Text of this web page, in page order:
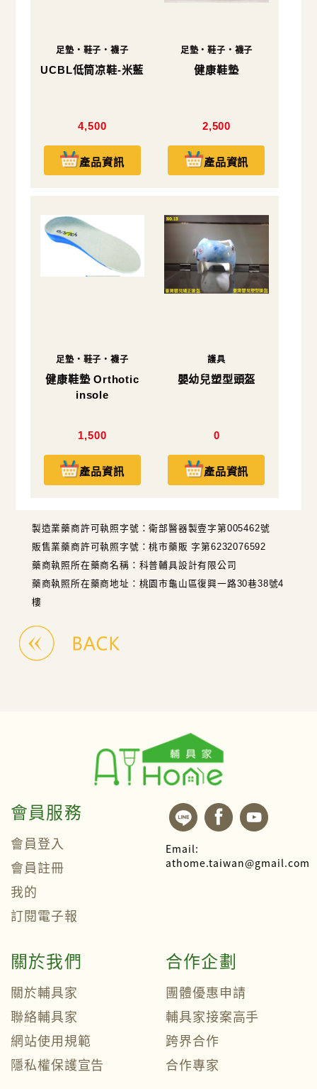
足墊・鞋子・襪子
UCBL低筒凉鞋-米藍
4,500
產品資訊
足墊・鞋子・襪子
健康鞋墊
2,500
產品資訊
足墊・鞋子・襪子
健康鞋墊 Orthotic
insole
1,500
產品資訊
護具
嬰幼兒塑型頭盔
0
產品資訊
製造業藥商許可執照字號：衛部醫器製壹字第005462號
販售業藥商許可執照字號：桃市藥販 字第6232076592
藥商執照所在藥商名稱：科普輔具設計有限公司
藥商執照所在藥商地址：桃園市龜山區復興一路30巷38號4
樓
會員服務
會員登入
會員註冊
我的
訂閱電子報
Email:
athome.taiwan@gmail.com
關於我們
關於輔具家
聯絡輔具家
網站使用規範
隱私權保護宣告
合作企劃
團體優惠申請
輔具家接案高手
跨界合作
合作專家